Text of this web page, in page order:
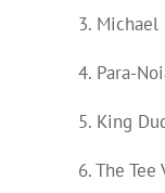
3. Michael
4. Para-
5. King
6. The